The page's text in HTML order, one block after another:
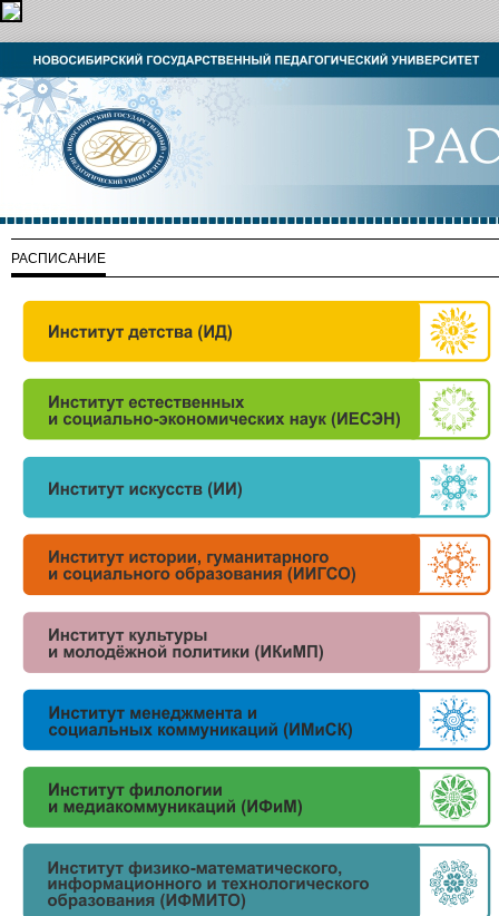
РАСПИСАНИЕ